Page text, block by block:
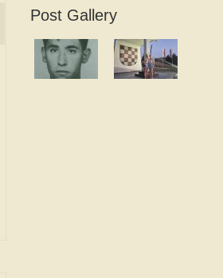
Post Gallery